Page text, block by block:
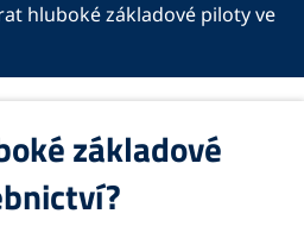
hluboké základové piloty ve
základové